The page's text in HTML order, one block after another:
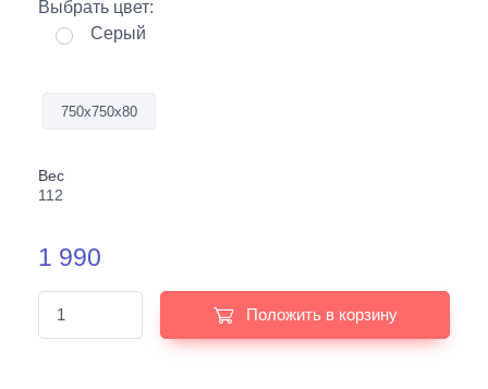
Выбрать цвет:
Серый
750х750х80
Вес
112
1 990
Положить в корзину